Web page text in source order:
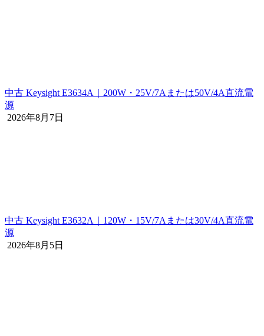
中古 Keysight E3634A｜200W・25V/7Aまたは50V/4A直流電
源
2026年8月7日
中古 Keysight E3632A｜120W・15V/7Aまたは30V/4A直流電
源
2026年8月5日